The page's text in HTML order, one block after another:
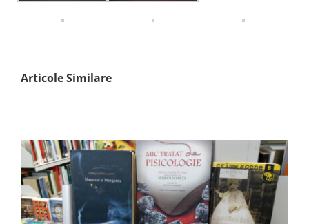
Articole Similare